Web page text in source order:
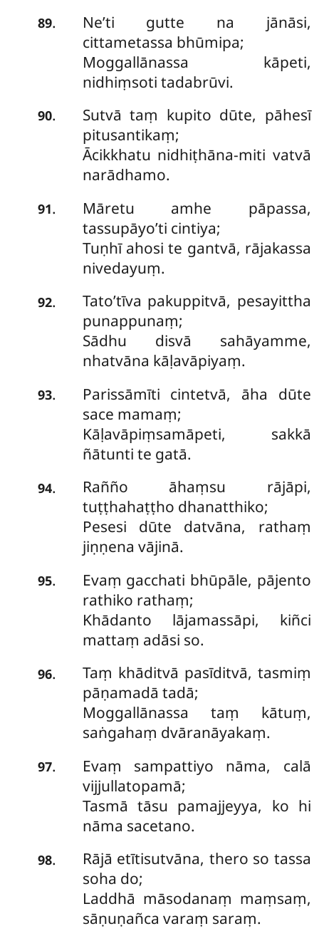
89.
Ne’ti gutte na jānāsi,
cittametassa bhūmipa;
Moggallānassa kāpeti,
nidhiṃsoti tadabrūvi.
90.
Sutvā taṃ kupito dūte, pāhesī
pitusantikaṃ;
Ācikkhatu nidhiṭhāna-miti vatvā
narādhamo.
91.
Māretu amhe pāpassa,
tassupāyo’ti cintiya;
Tuṇhī ahosi te gantvā, rājakassa
nivedayuṃ.
92.
Tato’tīva pakuppitvā, pesayittha
punappunaṃ;
Sādhu disvā sahāyamme,
nhatvāna kāḷavāpiyaṃ.
93.
Parissāmīti cintetvā, āha dūte
sace mamaṃ;
Kāḷavāpiṃsamāpeti, sakkā
ñātunti te gatā.
94.
Rañño āhaṃsu rājāpi,
tuṭṭhahaṭṭho dhanatthiko;
Pesesi dūte datvāna, rathaṃ
jiṇṇena vājinā.
95.
Evaṃ gacchati bhūpāle, pājento
rathiko rathaṃ;
Khādanto lājamassāpi, kiñci
mattaṃ adāsi so.
96.
Taṃ khāditvā pasīditvā, tasmiṃ
pāṇamadā tadā;
Moggallānassa taṃ kātuṃ,
saṅgahaṃ dvāranāyakaṃ.
97.
Evaṃ sampattiyo nāma, calā
vijjullatopamā;
Tasmā tāsu pamajjeyya, ko hi
nāma sacetano.
98.
Rājā etītisutvāna, thero so tassa
soha do;
Laddhā māsodanaṃ maṃsaṃ,
sāṇuṇañca varaṃ saraṃ.